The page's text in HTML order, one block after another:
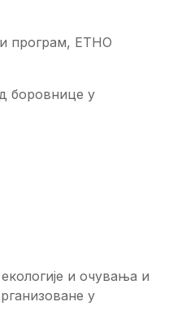
програм, ЕТНО
боровнице у
и очувања и
у